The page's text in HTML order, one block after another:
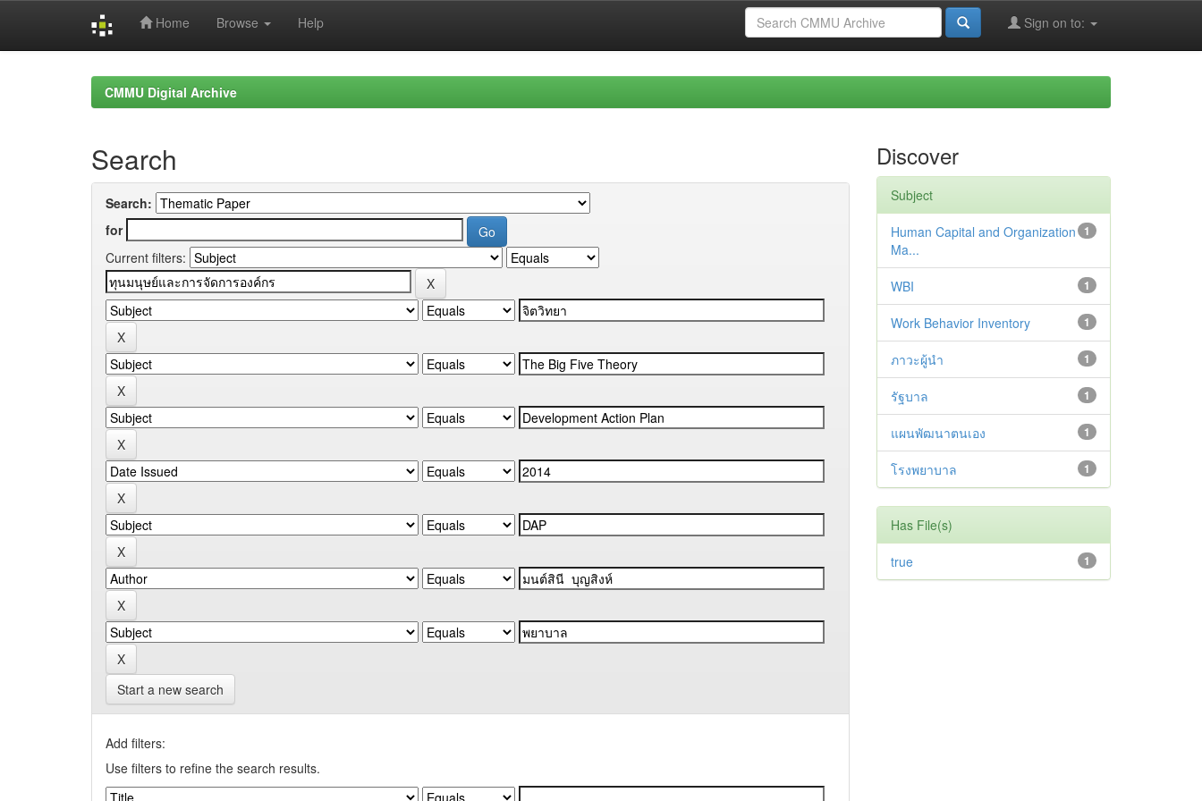
Home Browse Help Sign on to:
CMMU Digital Archive
Search
Search:
for
Current filters:
Start a new search
Add filters:
Use filters to refine the search results.
Discover
Subject
1
Human Capital and Organization
Ma...
1
WBI
1
Work Behavior Inventory
1
ภาวะผู้นำ
1
รัฐบาล
1
แผนพัฒนาตนเอง
1
โรงพยาบาล
Has File(s)
1
true